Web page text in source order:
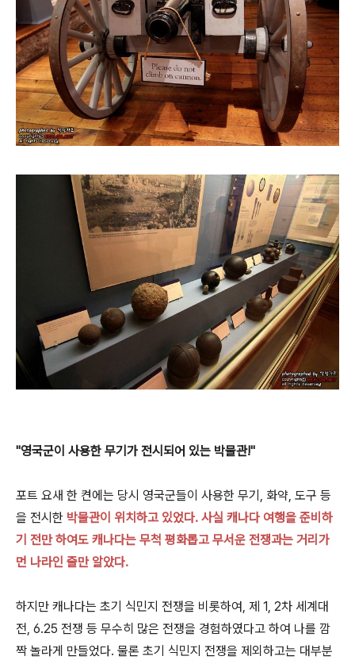
"영국군이 사용한 무기가 전시되어 있는 박물관!"
포트 요새 한 켠에는 당시 영국군들이 사용한 무기, 화약, 도구 등
을 전시한 박물관이 위치하고 있었다. 사실 캐나다 여행을 준비하
기 전만 하여도 캐나다는 무척 평화롭고 무서운 전쟁과는 거리가
먼 나라인 줄만 알았다.
하지만 캐나다는 초기 식민지 전쟁을 비롯하여, 제 1, 2차 세계대
전, 6.25 전쟁 등 무수히 많은 전쟁을 경험하였다고 하여 나를 깜
짝 놀라게 만들었다. 물론 초기 식민지 전쟁을 제외하고는 대부분